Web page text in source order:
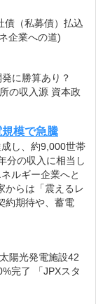
債（私募債）払込
企業への道)
に勝算あり？
の収入源 資本政
模で急騰
し、約9,000世帯
分の収入に相当し
ルギー企業へと
からは「震えるレ
約期待や、蓄電
陽光発電施設42
完了 「JPXスタ